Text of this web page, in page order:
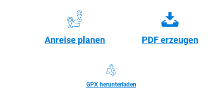
Anreise planen PDF erzeugen
GPX herunterladen